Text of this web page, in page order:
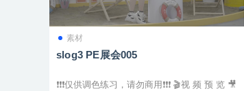
素材
slog3 PE展会005
❗❗❗仅供调色练习，请勿商用❗❗❗ 🎬视 频 预 览 🎥